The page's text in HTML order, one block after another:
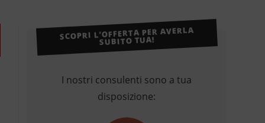
SCOPRI L’OFFERTA PER AVERLA
SUBITO TUA!
I nostri consulenti sono a tua
disposizione: